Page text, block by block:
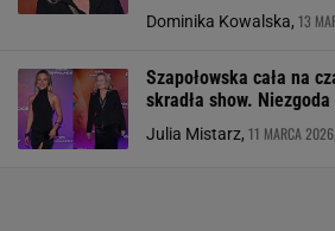
Dominika Kowalska, 13
Szapołowska cała na
skradła show. Niezgoda
Julia Mistarz, 11 MARCA